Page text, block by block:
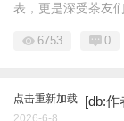
表，更是深受茶友
6753 0
点击重新加载 [db:作
2026-6-8